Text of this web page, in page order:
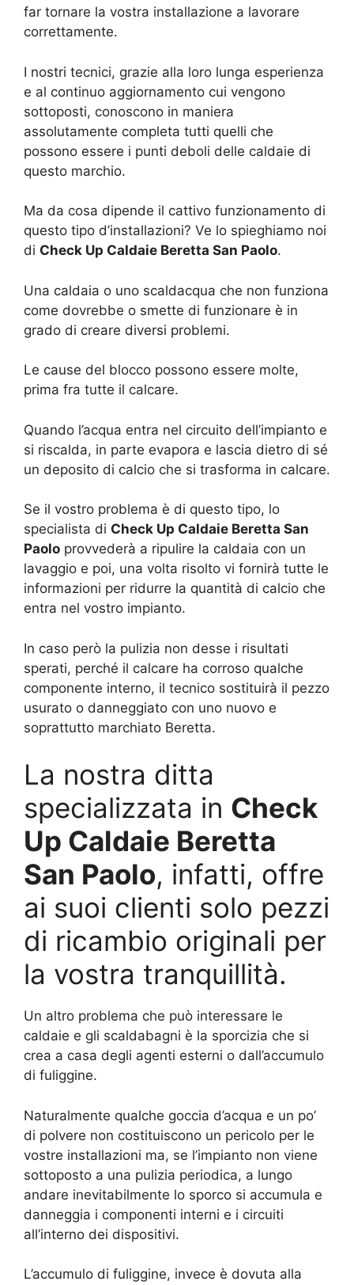
far tornare la vostra installazione a lavorare
correttamente.
I nostri tecnici, grazie alla loro lunga esperienza
e al continuo aggiornamento cui vengono
sottoposti, conoscono in maniera
assolutamente completa tutti quelli che
possono essere i punti deboli delle caldaie di
questo marchio.
Ma da cosa dipende il cattivo funzionamento di
questo tipo d’installazioni? Ve lo spieghiamo noi
di Check Up Caldaie Beretta San Paolo.
Una caldaia o uno scaldacqua che non funziona
come dovrebbe o smette di funzionare è in
grado di creare diversi problemi.
Le cause del blocco possono essere molte,
prima fra tutte il calcare.
Quando l’acqua entra nel circuito dell’impianto e
si riscalda, in parte evapora e lascia dietro di sé
un deposito di calcio che si trasforma in calcare.
Se il vostro problema è di questo tipo, lo
specialista di Check Up Caldaie Beretta San
Paolo provvederà a ripulire la caldaia con un
lavaggio e poi, una volta risolto vi fornirà tutte le
informazioni per ridurre la quantità di calcio che
entra nel vostro impianto.
In caso però la pulizia non desse i risultati
sperati, perché il calcare ha corroso qualche
componente interno, il tecnico sostituirà il pezzo
usurato o danneggiato con uno nuovo e
soprattutto marchiato Beretta.
La nostra ditta
specializzata in Check
Up Caldaie Beretta
San Paolo, infatti, offre
ai suoi clienti solo pezzi
di ricambio originali per
la vostra tranquillità.
Un altro problema che può interessare le
caldaie e gli scaldabagni è la sporcizia che si
crea a casa degli agenti esterni o dall’accumulo
di fuliggine.
Naturalmente qualche goccia d’acqua e un po’
di polvere non costituiscono un pericolo per le
vostre installazioni ma, se l’impianto non viene
sottoposto a una pulizia periodica, a lungo
andare inevitabilmente lo sporco si accumula e
danneggia i componenti interni e i circuiti
all’interno dei dispositivi.
L’accumulo di fuliggine, invece è dovuta alla